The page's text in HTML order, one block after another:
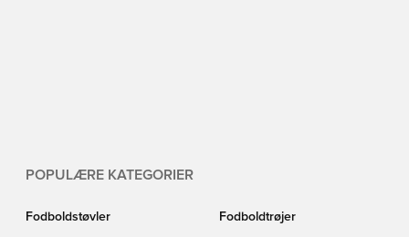
POPULÆRE KATEGORIER
Fodboldstøvler Fodboldtrøjer